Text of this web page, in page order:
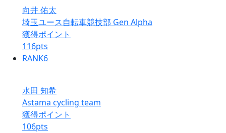
向井 佑太
埼玉ユース自転車競技部 Gen Alpha
獲得ポイント
116pts
RANK6
水田 知希
Astama cycling team
獲得ポイント
106pts